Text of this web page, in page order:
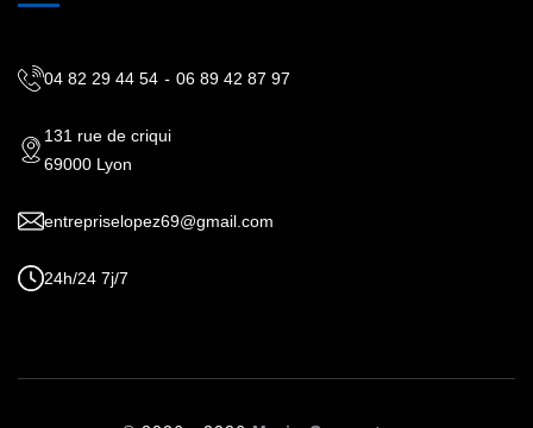
04 82 29 44 54 - 06 89 42 87 97
131 rue de criqui
69000 Lyon
entrepriselopez69@gmail.com
24h/24 7j/7